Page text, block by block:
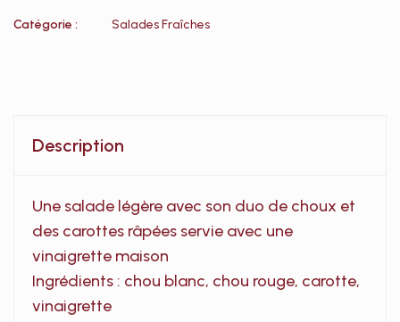
Catégorie : Salades Fraîches
Description
Une salade légère avec son duo de choux et
des carottes râpées servie avec une
vinaigrette maison
Ingrédients : chou blanc, chou rouge, carotte,
vinaigrette